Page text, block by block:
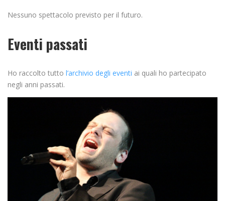
Nessuno spettacolo previsto per il futuro.
Eventi passati
Ho raccolto tutto l’archivio degli eventi ai quali ho partecipato
negli anni passati.